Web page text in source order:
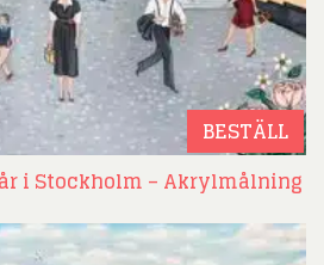
BESTÄLL
i Stockholm – Akrylmålning